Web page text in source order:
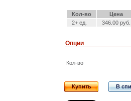
Кол-во
Цена
2+ ед.
346.00 руб.
Опции
Кол-во
Купить В